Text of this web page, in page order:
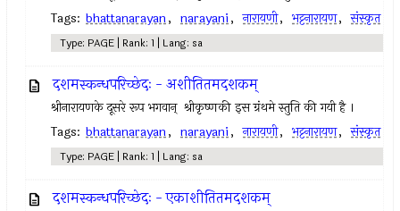
Tags: bhattanarayan, narayani, नारायणी, भट्टनारायण, संस्कृत
Type: PAGE | Rank: 1 | Lang: sa
दशमस्कन्धपरिच्छेदः - अशीतितमदशकम्
श्रीनारायणके दूसरे रूप भगवान् ‍ श्रीकृष्णकी इस ग्रंथमे स्तुति की गयी है ।
Tags: bhattanarayan, narayani, नारायणी, भट्टनारायण, संस्कृत
Type: PAGE | Rank: 1 | Lang: sa
दशमस्कन्धपरिच्छेदः - एकाशीतितमदशकम्